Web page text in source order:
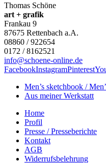
Thomas Schöne
art + grafik
Frankau 9
87675 Rettenbach a.A.
08860 / 922654
0172 / 8162521
info@schoene-online.de
FacebookInstagramPinterest
Men’s sketchbook /
Aus meiner Werkstatt
Home
Profil
Presse / Presseberichte
Kontakt
AGB
Widerrufsbelehrung